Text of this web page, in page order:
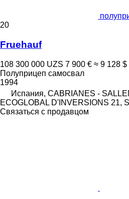
20
Fruehauf
108 300 000 UZS 7 900 € ≈ 9 128 $
Полуприцеп самосвал
1994
Испания, CABRIANES -
ECOGLOBAL D'INVERSIONS 21,
Связаться с продавцом